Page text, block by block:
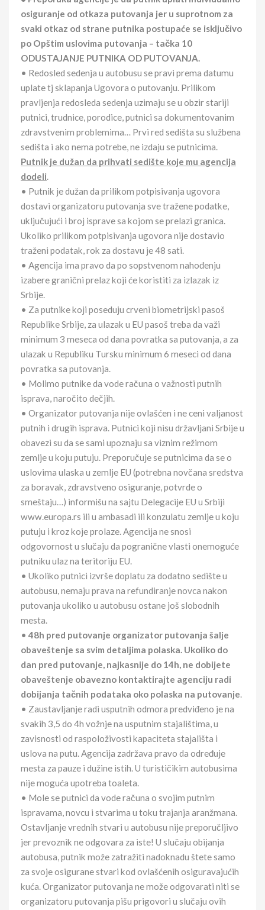
osiguranje od otkaza putovanja jer u suprotnom za
svaki otkaz od strane putnika postupaće se isključivo
po Opštim uslovima putovanja – tačka 10
ODUSTAJANJE PUTNIKA OD PUTOVANJA.
• Redosled sedenja u autobusu se pravi prema datumu
uplate tj sklapanja Ugovora o putovanju. Prilikom
pravljenja redosleda sedenja uzimaju se u obzir stariji
putnici, trudnice, porodice, putnici sa dokumentovanim
zdravstvenim problemima… Prvi red sedišta su službena
sedišta i ako nema potrebe, ne izdaju se putnicima.
Putnik je dužan da prihvati sedište koje mu agencija
dodeli.
• Putnik je dužan da prilikom potpisivanja ugovora
dostavi organizatoru putovanja sve tražene podatke,
uključujući i broj isprave sa kojom se prelazi granica.
Ukoliko prilikom potpisivanja ugovora nije dostavio
traženi podatak, rok za dostavu je 48 sati.
• Agencija ima pravo da po sopstvenom nahođenju
izabere granični prelaz koji će koristiti za izlazak iz
Srbije.
• Za putnike koji poseduju crveni biometrijski pasoš
Republike Srbije, za ulazak u EU pasoš treba da važi
minimum 3 meseca od dana povratka sa putovanja, a za
ulazak u Republiku Tursku minimum 6 meseci od dana
povratka sa putovanja.
• Molimo putnike da vode računa o važnosti putnih
isprava, naročito dečjih.
• Organizator putovanja nije ovlašćen i ne ceni valjanost
putnih i drugih isprava. Putnici koji nisu državljani Srbije u
obavezi su da se sami upoznaju sa viznim režimom
zemlje u koju putuju. Preporučuje se putnicima da se o
uslovima ulaska u zemlje EU (potrebna novčana sredstva
za boravak, zdravstveno osiguranje, potvrde o
smeštaju…) informišu na sajtu Delegacije EU u Srbiji
www.europa.rs ili u ambasadi ili konzulatu zemlje u koju
putuju i kroz koje prolaze. Agencija ne snosi
odgovornost u slučaju da pogranične vlasti onemoguće
putniku ulaz na teritoriju EU.
• Ukoliko putnici izvrše doplatu za dodatno sedište u
autobusu, nemaju prava na refundiranje novca nakon
putovanja ukoliko u autobusu ostane još slobodnih
mesta.
•48h pred putovanje organizator putovanja šalje
obaveštenje sa svim detaljima polaska. Ukoliko do
dan pred putovanje, najkasnije do 14h, ne dobijete
obaveštenje obavezno kontaktirajte agenciju radi
dobijanja tačnih podataka oko polaska na putovanje.
• Zaustavljanje radi usputnih odmora predviđeno je na
svakih 3,5 do 4h vožnje na usputnim stajalištima, u
zavisnosti od raspoloživosti kapaciteta stajališta i
uslova na putu. Agencija zadržava pravo da određuje
mesta za pauze i dužine istih. U turističikim autobusima
nije moguća upotreba toaleta.
• Mole se putnici da vode računa o svojim putnim
ispravama, novcu i stvarima u toku trajanja aranžmana.
Ostavljanje vrednih stvari u autobusu nije preporučljivo
jer prevoznik ne odgovara za iste! U slučaju obijanja
autobusa, putnik može zatražiti nadoknadu štete samo
za svoje osigurane stvari kod ovlašćenih osiguravajućih
kuća. Organizator putovanja ne može odgovarati niti se
organizatoru putovanja pišu prigovori u slučaju ovih